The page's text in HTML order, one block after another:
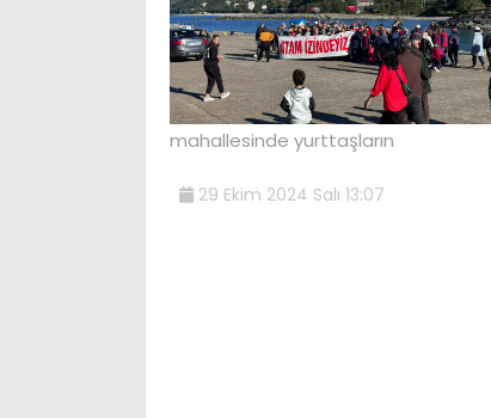
mahallesinde yurttaşların
29 Ekim 2024 Salı 13:07